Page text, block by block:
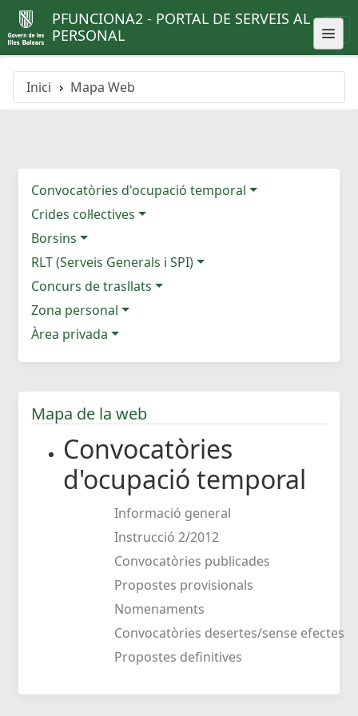
PFUNCIONA2 - PORTAL DE SERVEIS AL
PERSONAL
Inici Mapa Web
Convocatòries d'ocupació temporal
Crides col·lectives
Borsins
RLT (Serveis Generals i SPI)
Concurs de trasllats
Zona personal
Àrea privada
Mapa de la web
Convocatòries
d'ocupació temporal
Informació general
Instrucció 2/2012
Convocatòries publicades
Propostes provisionals
Nomenaments
Convocatòries desertes/sense efectes
Propostes definitives